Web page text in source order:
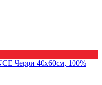
Черри 40х60см, 100%